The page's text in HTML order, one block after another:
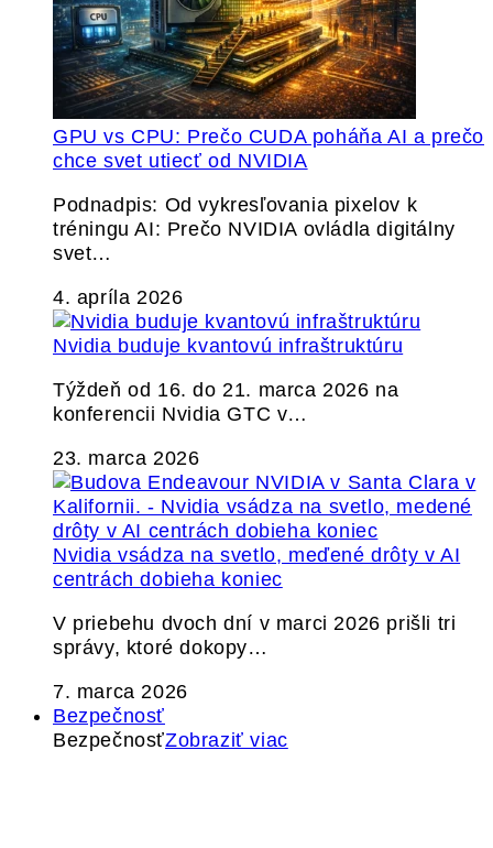
GPU vs CPU: Prečo CUDA poháňa AI a prečo
chce svet utiecť od NVIDIA
Podnadpis: Od vykresľovania pixelov k
tréningu AI: Prečo NVIDIA ovládla digitálny
svet…
4. apríla 2026
Nvidia buduje kvantovú infraštruktúru
Týždeň od 16. do 21. marca 2026 na
konferencii Nvidia GTC v…
23. marca 2026
Nvidia vsádza na svetlo, meďené drôty v AI
centrách dobieha koniec
V priebehu dvoch dní v marci 2026 prišli tri
správy, ktoré dokopy…
7. marca 2026
Bezpečnosť
BezpečnosťZobraziť viac